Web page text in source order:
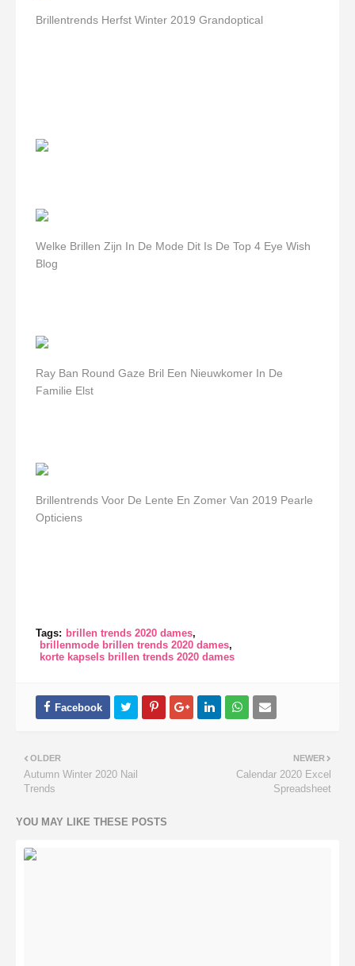
Brillentrends Herfst Winter 2019 Grandoptical
Welke Brillen Zijn In De Mode Dit Is De Top 4 Eye Wish
Blog
Ray Ban Round Gaze Bril Een Nieuwkomer In De
Familie Elst
Brillentrends Voor De Lente En Zomer Van 2019 Pearle
Opticiens
Tags: brillen trends 2020 dames
brillenmode brillen trends 2020 dames
korte kapsels brillen trends 2020 dames
NEWER
Calendar 2020 Excel
Spreadsheet
OLDER
Autumn Winter 2020 Nail
Trends
YOU MAY LIKE THESE POSTS